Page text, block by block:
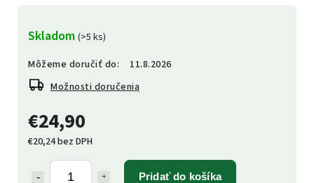
€24,90
€20,24 bez DPH
Pridať do košíka
Skladom (>5 ks)
Môžeme doručiť do:
11.8.2026
Možnosti doručenia